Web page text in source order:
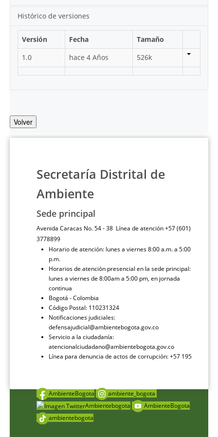
Histórico de versiones
Versión Fecha
Tamaño
1.0
hace 4 Años 526k
Volver
Secretaría Distrital de
Ambiente
Sede principal
Avenida Caracas No. 54 - 38 Línea de atención +57 (601)
3778899
Horario de atención: lunes a viernes 8:00 a.m. a 5:00
p.m.
Horarios de atención presencial en la sede principal:
lunes a viernes de 8:00am a 5:00 pm, en jornada
continua
Bogotá - Colombia
Código Postal: 110231324
Notificaciones judiciales:
defensajudicial@ambientebogota.gov.co
Servicio a la ciudadanía:
atencionalciudadano@ambientebogota.gov.co
Línea para denuncia de actos de corrupción: +57 195
AmbienteBogota
ambiente_bogota
Ambientebogota
AmbienteBogota
ambientebogota